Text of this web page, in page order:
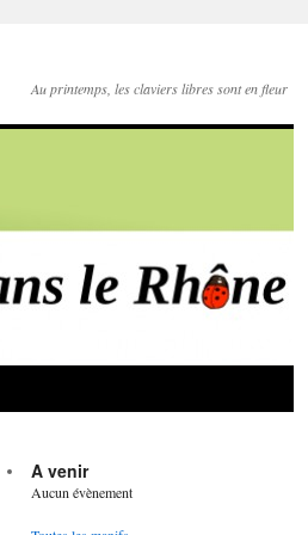
Au printemps, les claviers libres sont en fleur
A venir
Aucun évènement